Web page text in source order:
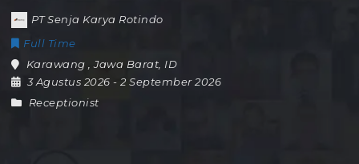
PT Senja Karya Rotindo
Full Time
Karawang
,Jawa Barat ID
3 Agustus 2026- 2 September 2026
Receptionist